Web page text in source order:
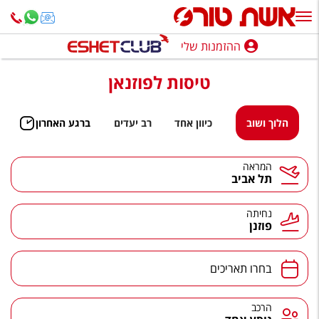
ההזמנות שלי
חופשה לפי סגנון
מלונות באילת
טיולים מאורגנים
סגנונות טיול
חבילות נופש
הרגע האחרון
חבילות בריאות וספא
ההזמנות שלי
טיסות לפוזנאן
הלוך ושוב כיוון אחד רב יעדים ברגע האחרון
המראה
תל אביב
נחיתה
פוזנן
בחרו תאריכים
הרכב